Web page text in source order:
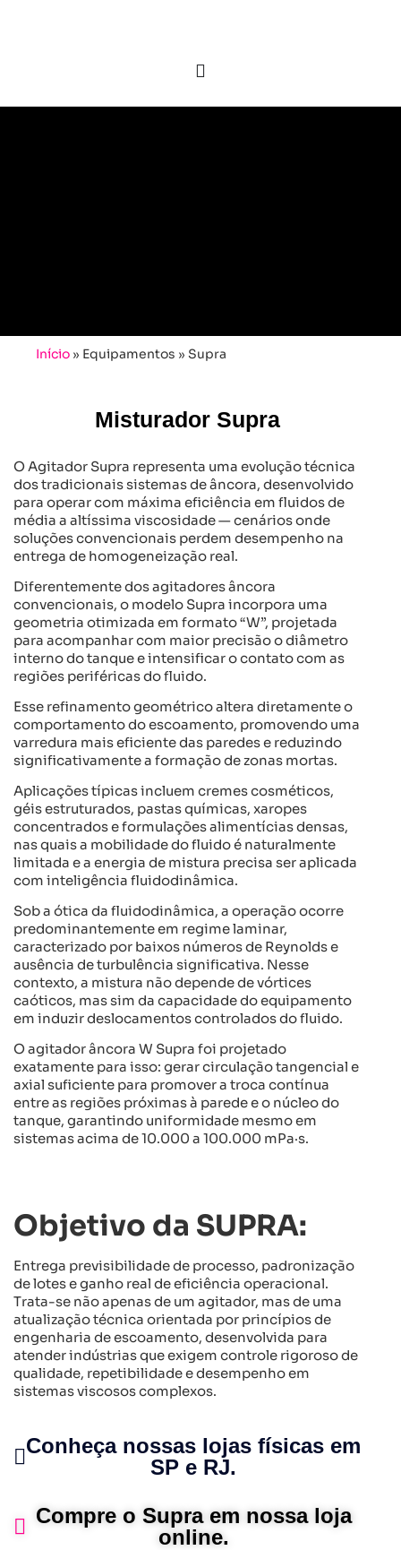
Início » Equipamentos » Supra
Misturador Supra
O Agitador Supra representa uma evolução técnica
dos tradicionais sistemas de âncora, desenvolvido
para operar com máxima eficiência em fluidos de
média a altíssima viscosidade — cenários onde
soluções convencionais perdem desempenho na
entrega de homogeneização real.
Diferentemente dos agitadores âncora
convencionais, o modelo Supra incorpora uma
geometria otimizada em formato “W”, projetada
para acompanhar com maior precisão o diâmetro
interno do tanque e intensificar o contato com as
regiões periféricas do fluido.
Esse refinamento geométrico altera diretamente o
comportamento do escoamento, promovendo uma
varredura mais eficiente das paredes e reduzindo
significativamente a formação de zonas mortas.
Aplicações típicas incluem cremes cosméticos,
géis estruturados, pastas químicas, xaropes
concentrados e formulações alimentícias densas,
nas quais a mobilidade do fluido é naturalmente
limitada e a energia de mistura precisa ser aplicada
com inteligência fluidodinâmica.
Sob a ótica da fluidodinâmica, a operação ocorre
predominantemente em regime laminar,
caracterizado por baixos números de Reynolds e
ausência de turbulência significativa. Nesse
contexto, a mistura não depende de vórtices
caóticos, mas sim da capacidade do equipamento
em induzir deslocamentos controlados do fluido.
O agitador âncora W Supra foi projetado
exatamente para isso: gerar circulação tangencial e
axial suficiente para promover a troca contínua
entre as regiões próximas à parede e o núcleo do
tanque, garantindo uniformidade mesmo em
sistemas acima de 10.000 a 100.000 mPa·s.
Objetivo da SUPRA:
Entrega previsibilidade de processo, padronização
de lotes e ganho real de eficiência operacional.
Trata-se não apenas de um agitador, mas de uma
atualização técnica orientada por princípios de
engenharia de escoamento, desenvolvida para
atender indústrias que exigem controle rigoroso de
qualidade, repetibilidade e desempenho em
sistemas viscosos complexos.
Conheça nossas lojas físicas em
SP e RJ.
Compre o Supra em nossa loja
online.